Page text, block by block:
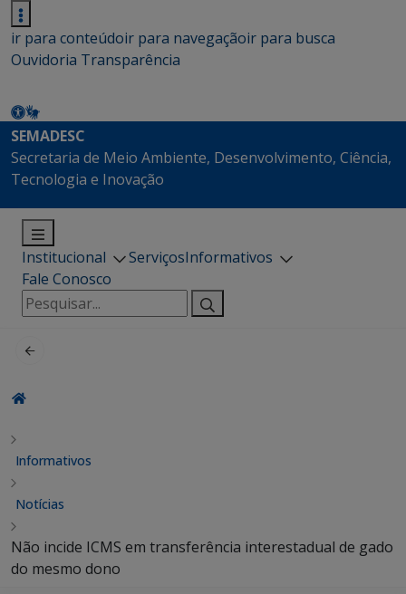
ir para conteúdoir para navegaçãoir para busca
Ouvidoria Transparência
SEMADESC
Secretaria de Meio Ambiente, Desenvolvimento, Ciência,
Tecnologia e Inovação
Institucional ServiçosInformativos
Fale Conosco
Pesquisar
por:
Informativos
Notícias
Não incide ICMS em transferência interestadual de gado
do mesmo dono